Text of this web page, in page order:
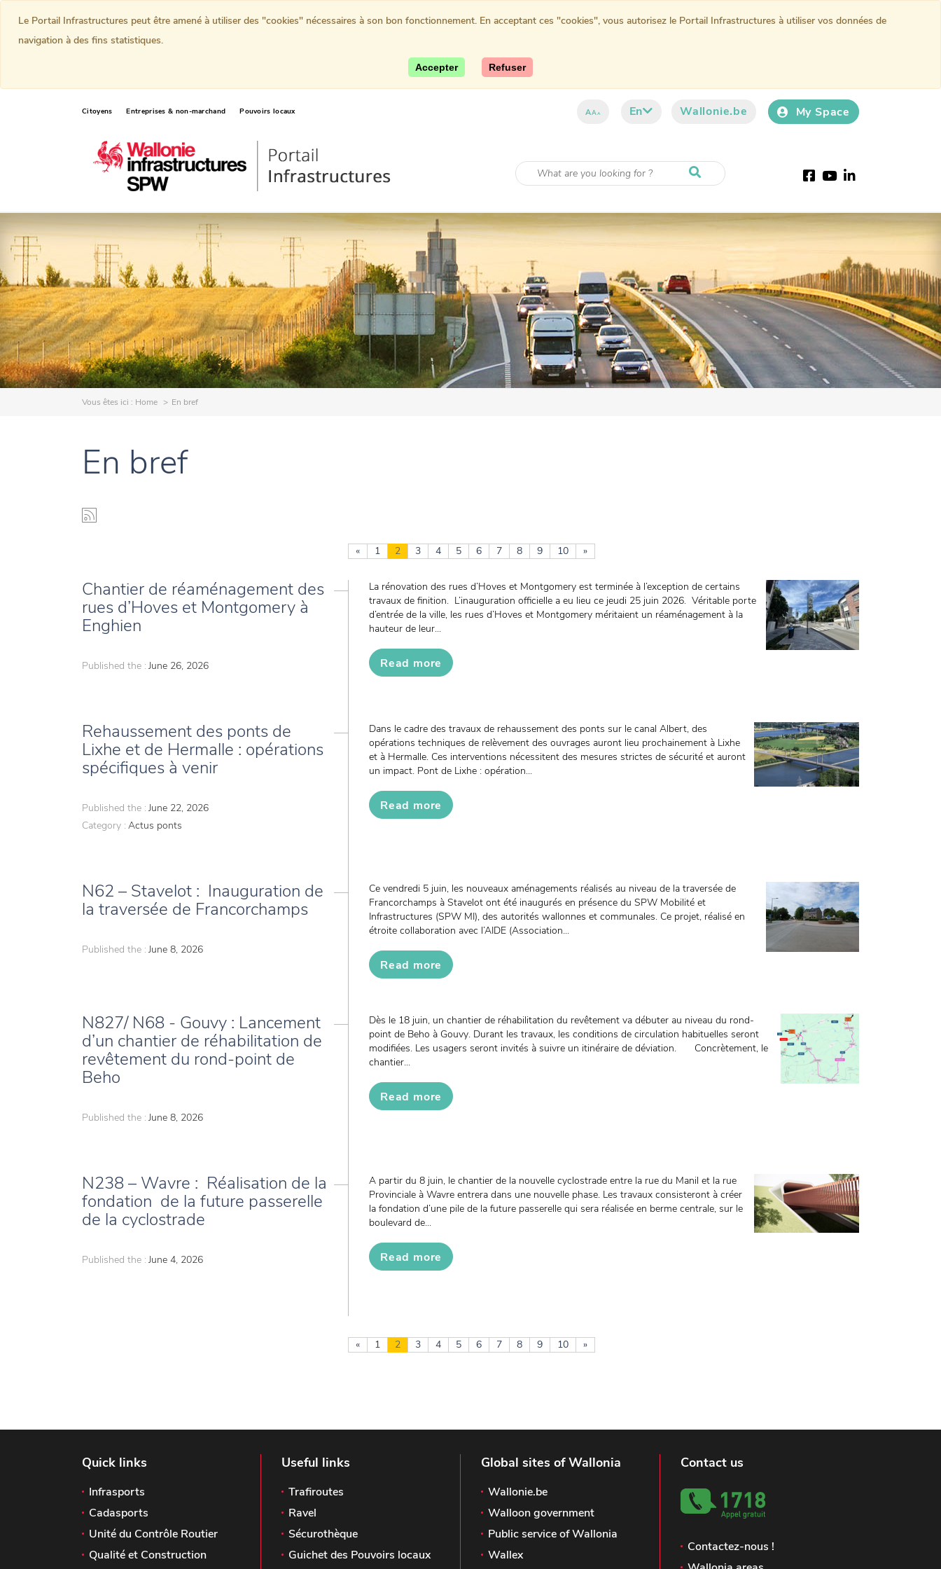
Citoyens Entreprises & non-marchand Pouvoirs locaux AAA En Wallonie.be My Space
Facebook
YoutubeLinkedIn
Vous êtes ici : Home En bref
En bref
« 1 2 3 4 5 6 7 8 9 10 »
Chantier de réaménagement des
rues d’Hoves et Montgomery à
Enghien
Published the : June 26, 2026
La rénovation des rues d’Hoves et Montgomery est terminée à l’exception de certains
travaux de finition. L’inauguration officielle a eu lieu ce jeudi 25 juin 2026. Véritable porte
d’entrée de la ville, les rues d’Hoves et Montgomery méritaient un réaménagement à la
hauteur de leur...
Read more
Rehaussement des ponts de
Lixhe et de Hermalle : opérations
spécifiques à venir
Published the : June 22, 2026
Category : Actus ponts
Dans le cadre des travaux de rehaussement des ponts sur le canal Albert, des
opérations techniques de relèvement des ouvrages auront lieu prochainement à Lixhe
et à Hermalle. Ces interventions nécessitent des mesures strictes de sécurité et auront
un impact. Pont de Lixhe : opération...
Read more
N62 – Stavelot : Inauguration de
la traversée de Francorchamps
Published the : June 8, 2026
Ce vendredi 5 juin, les nouveaux aménagements réalisés au niveau de la traversée de
Francorchamps à Stavelot ont été inaugurés en présence du SPW Mobilité et
Infrastructures (SPW MI), des autorités wallonnes et communales. Ce projet, réalisé en
étroite collaboration avec l’AIDE (Association...
Read more
N827/ N68 - Gouvy : Lancement
d’un chantier de réhabilitation de
revêtement du rond-point de
Beho
Published the : June 8, 2026
Dès le 18 juin, un chantier de réhabilitation du revêtement va débuter au niveau du rond-
point de Beho à Gouvy. Durant les travaux, les conditions de circulation habituelles seront
modifiées. Les usagers seront invités à suivre un itinéraire de déviation. Concrètement, le
chantier...
Read more
N238 – Wavre : Réalisation de la
fondation de la future passerelle
de la cyclostrade
Published the : June 4, 2026
A partir du 8 juin, le chantier de la nouvelle cyclostrade entre la rue du Manil et la rue
Provinciale à Wavre entrera dans une nouvelle phase. Les travaux consisteront à créer
la fondation d’une pile de la future passerelle qui sera réalisée en berme centrale, sur le
boulevard de...
Read more
« 1 2 3 4 5 6 7 8 9 10 »
Quick links
Infrasports
Cadasports
Unité du Contrôle Routier
Qualité et Construction
Useful links
Trafiroutes
Ravel
Sécurothèque
Guichet des Pouvoirs locaux
Global sites of Wallonia
Wallonie.be
Walloon government
Public service of Wallonia
Wallex
Contact us
Contactez-nous !
Le Portail Infrastructures peut être amené à utiliser des "cookies" nécessaires à son bon fonctionnement. En acceptant ces "cookies", vous autorisez le Portail Infrastructures à utiliser vos données de
navigation à des fins statistiques.
Accepter Refuser